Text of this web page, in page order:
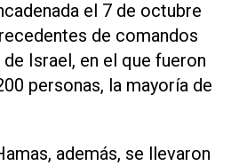
el 7 de octubre
de comandos
Israel, en el que fueron
personas, la mayoría de
además, se llevaron